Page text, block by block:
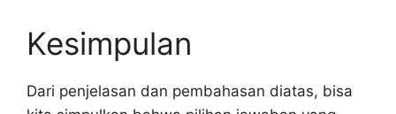
Kesimpulan
Dari penjelasan dan pembahasan diatas, bisa